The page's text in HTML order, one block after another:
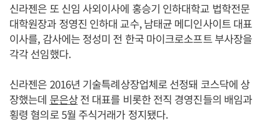
신라젠은 또 신임 사외이사에 홍승기 인하대학교 법학전문
대학원장과 정영진 인하대 교수, 남태균 메디인사이트 대표
이사를, 감사에는 정성미 전 한국 마이크로소프트 부사장을
각각 선임했다.
신라젠은 2016년 기술특례상장업체로 선정돼 코스닥에 상
장했는데 문은상전 대표를 비롯한 전직 경영진들의 배임과
횡령 혐의로 5월 주식거래가 정지됐다.